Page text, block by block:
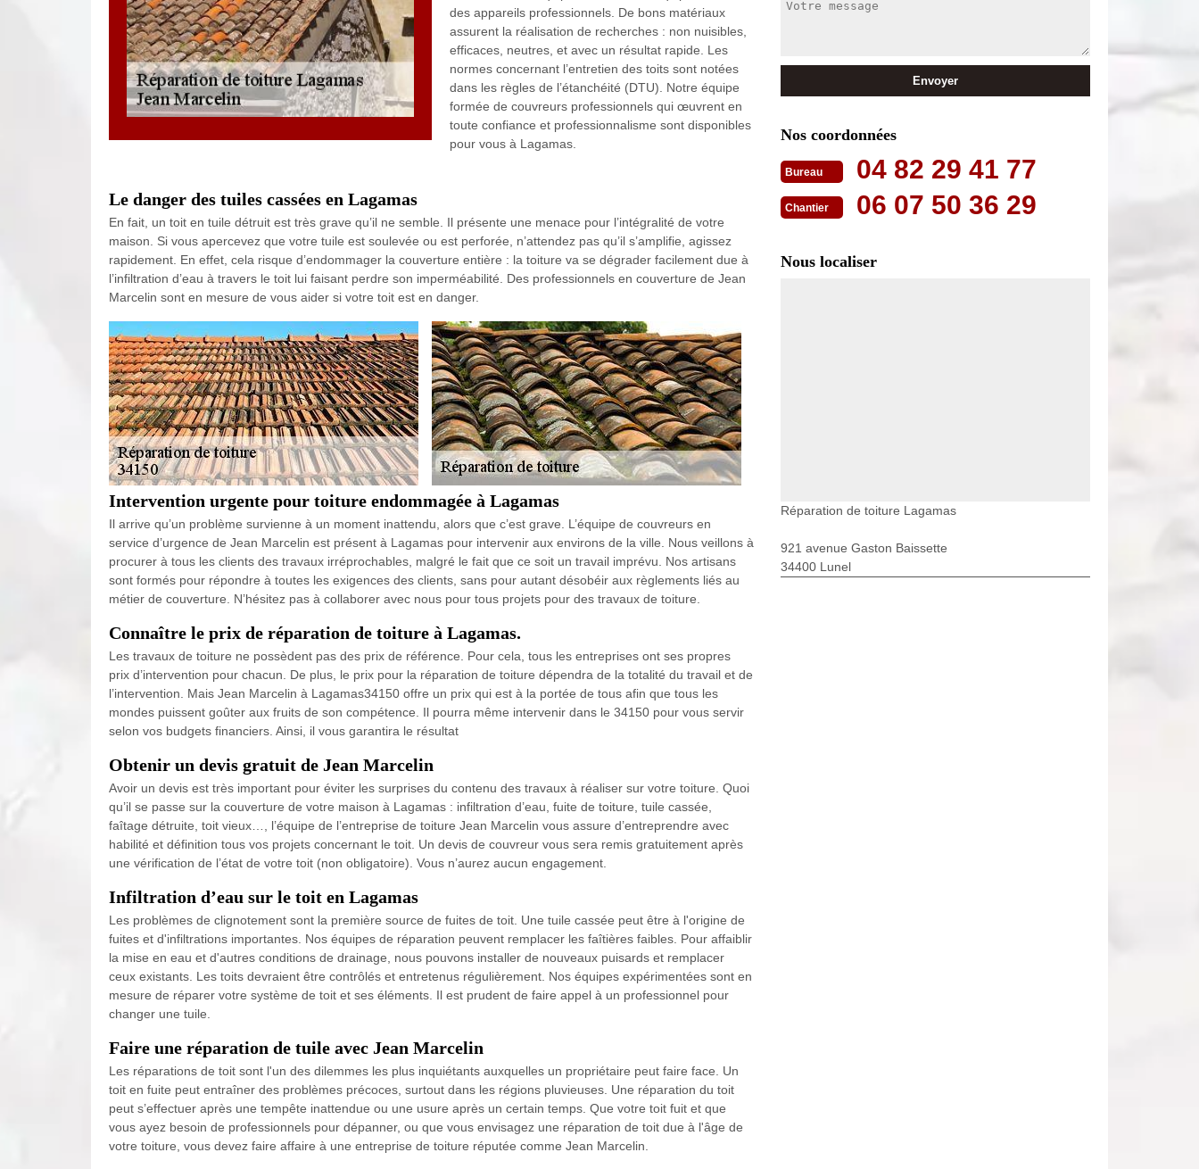
des appareils professionnels. De bons matériaux
assurent la réalisation de recherches : non nuisibles,
efficaces, neutres, et avec un résultat rapide. Les
normes concernant l’entretien des toits sont notées
dans les règles de l’étanchéité (DTU). Notre équipe
formée de couvreurs professionnels qui œuvrent en
toute confiance et professionnalisme sont disponibles
pour vous à Lagamas.
Le danger des tuiles cassées en Lagamas
En fait, un toit en tuile détruit est très grave qu’il ne semble. Il présente une menace pour l’intégralité de votre
maison. Si vous apercevez que votre tuile est soulevée ou est perforée, n’attendez pas qu’il s’amplifie, agissez
rapidement. En effet, cela risque d’endommager la couverture entière : la toiture va se dégrader facilement due à
l’infiltration d’eau à travers le toit lui faisant perdre son imperméabilité. Des professionnels en couverture de Jean
Marcelin sont en mesure de vous aider si votre toit est en danger.
Intervention urgente pour toiture endommagée à Lagamas
Il arrive qu’un problème survienne à un moment inattendu, alors que c’est grave. L’équipe de couvreurs en
service d’urgence de Jean Marcelin est présent à Lagamas pour intervenir aux environs de la ville. Nous veillons à
procurer à tous les clients des travaux irréprochables, malgré le fait que ce soit un travail imprévu. Nos artisans
sont formés pour répondre à toutes les exigences des clients, sans pour autant désobéir aux règlements liés au
métier de couverture. N’hésitez pas à collaborer avec nous pour tous projets pour des travaux de toiture.
Connaître le prix de réparation de toiture à Lagamas.
Les travaux de toiture ne possèdent pas des prix de référence. Pour cela, tous les entreprises ont ses propres
prix d’intervention pour chacun. De plus, le prix pour la réparation de toiture dépendra de la totalité du travail et de
l’intervention. Mais Jean Marcelin à Lagamas34150 offre un prix qui est à la portée de tous afin que tous les
mondes puissent goûter aux fruits de son compétence. Il pourra même intervenir dans le 34150 pour vous servir
selon vos budgets financiers. Ainsi, il vous garantira le résultat
Obtenir un devis gratuit de Jean Marcelin
Avoir un devis est très important pour éviter les surprises du contenu des travaux à réaliser sur votre toiture. Quoi
qu’il se passe sur la couverture de votre maison à Lagamas : infiltration d’eau, fuite de toiture, tuile cassée,
faîtage détruite, toit vieux…, l’équipe de l’entreprise de toiture Jean Marcelin vous assure d’entreprendre avec
habilité et définition tous vos projets concernant le toit. Un devis de couvreur vous sera remis gratuitement après
une vérification de l’état de votre toit (non obligatoire). Vous n’aurez aucun engagement.
Infiltration d’eau sur le toit en Lagamas
Les problèmes de clignotement sont la première source de fuites de toit. Une tuile cassée peut être à l'origine de
fuites et d'infiltrations importantes. Nos équipes de réparation peuvent remplacer les faîtières faibles. Pour affaiblir
la mise en eau et d'autres conditions de drainage, nous pouvons installer de nouveaux puisards et remplacer
ceux existants. Les toits devraient être contrôlés et entretenus régulièrement. Nos équipes expérimentées sont en
mesure de réparer votre système de toit et ses éléments. Il est prudent de faire appel à un professionnel pour
changer une tuile.
Faire une réparation de tuile avec Jean Marcelin
Les réparations de toit sont l'un des dilemmes les plus inquiétants auxquelles un propriétaire peut faire face. Un
toit en fuite peut entraîner des problèmes précoces, surtout dans les régions pluvieuses. Une réparation du toit
peut s’effectuer après une tempête inattendue ou une usure après un certain temps. Que votre toit fuit et que
vous ayez besoin de professionnels pour dépanner, ou que vous envisagez une réparation de toit due à l'âge de
votre toiture, vous devez faire affaire à une entreprise de toiture réputée comme Jean Marcelin.
Nos coordonnées
Bureau 04 82 29 41 77
Chantier 06 07 50 36 29
Nous localiser
Réparation de toiture Lagamas
921 avenue Gaston Baissette
34400 Lunel